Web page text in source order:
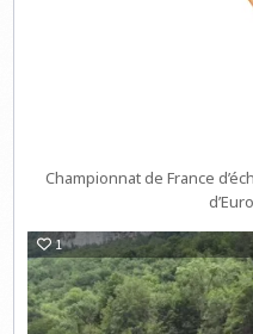
Championnat de France
1